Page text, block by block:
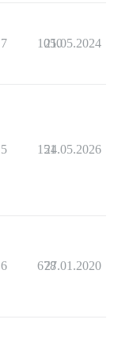
7 1050
21.05.2024
5 151
24.05.2026
6 678
27.01.2020